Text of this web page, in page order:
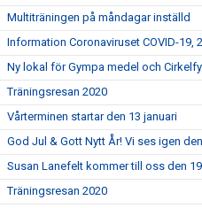
Multiträningen på måndagar inställd
Information Coronaviruset COVID-19,
Ny lokal för Gympa medel och
Träningsresan 2020
Vårterminen startar den 13 januari
God Jul & Gott Nytt År! Vi ses igen
Susan Lanefelt kommer till oss den
Träningsresan 2020